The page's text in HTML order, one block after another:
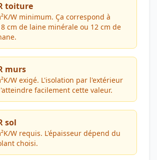
toiture
W minimum. Ça correspond à
cm de laine minérale ou 12 cm de
murs
W exigé. L'isolation par l'extérieur
facilement cette valeur.
sol
W requis. L'épaisseur dépend du
choisi.